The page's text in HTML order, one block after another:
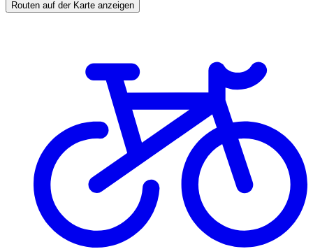
Routen auf der Karte anzeigen